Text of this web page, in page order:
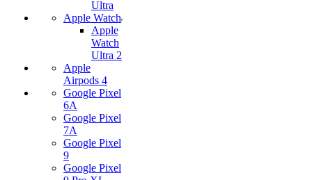
Ultra
Apple Watch
Apple
Watch
Ultra 2
Apple
Airpods 4
Google Pixel
6A
Google Pixel
7А
Google Pixel
9
Google Pixel